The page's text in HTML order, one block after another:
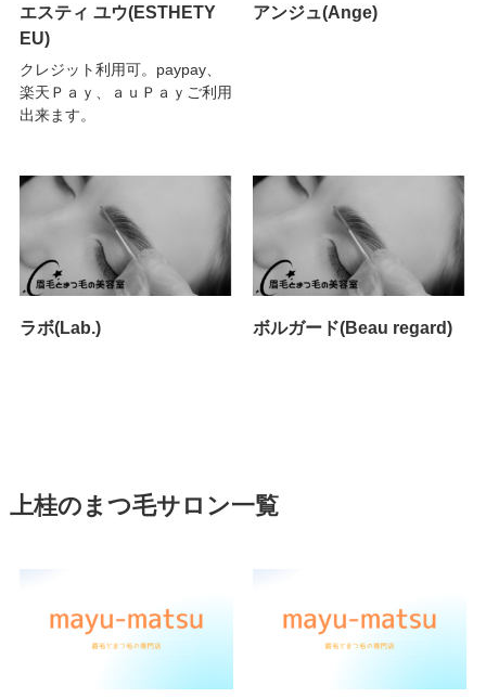
エスティ ユウ(ESTHETY
EU)
クレジット利用可。paypay、
楽天Ｐａｙ、ａｕＰａｙご利用
出来ます。
アンジュ(Ange)
ラボ(Lab.) ボルガード(Beau regard)
上桂のまつ毛サロン一覧